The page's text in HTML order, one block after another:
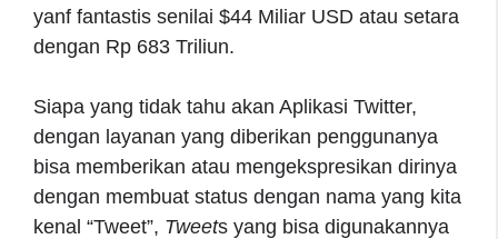
yanf fantastis senilai $44 Miliar USD atau setara
dengan Rp 683 Triliun.
Siapa yang tidak tahu akan Aplikasi Twitter,
dengan layanan yang diberikan penggunanya
bisa memberikan atau mengekspresikan dirinya
dengan membuat status dengan nama yang kita
kenal “Tweet”, Tweets yang bisa digunakannya